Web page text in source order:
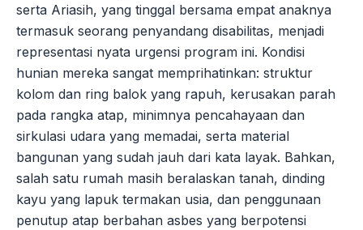
serta Ariasih, yang tinggal bersama empat anaknya
termasuk seorang penyandang disabilitas, menjadi
representasi nyata urgensi program ini. Kondisi
hunian mereka sangat memprihatinkan: struktur
kolom dan ring balok yang rapuh, kerusakan parah
pada rangka atap, minimnya pencahayaan dan
sirkulasi udara yang memadai, serta material
bangunan yang sudah jauh dari kata layak. Bahkan,
salah satu rumah masih beralaskan tanah, dinding
kayu yang lapuk termakan usia, dan penggunaan
penutup atap berbahan asbes yang berpotensi